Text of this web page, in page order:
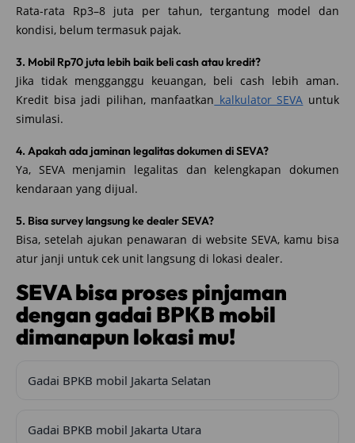
Rata-rata Rp3–8 juta per tahun, tergantung model dan
kondisi, belum termasuk pajak.
3. Mobil Rp70 juta lebih baik beli cash atau kredit?
Jika tidak mengganggu keuangan, beli cash lebih aman.
Kredit bisa jadi pilihan, manfaatkan kalkulator SEVA untuk
simulasi.
4. Apakah ada jaminan legalitas dokumen di SEVA?
Ya, SEVA menjamin legalitas dan kelengkapan dokumen
kendaraan yang dijual.
5. Bisa survey langsung ke dealer SEVA?
Bisa, setelah ajukan penawaran di website SEVA, kamu bisa
atur janji untuk cek unit langsung di lokasi dealer.
SEVA bisa proses pinjaman
dengan gadai BPKB mobil
dimanapun lokasi mu!
Gadai BPKB mobil Jakarta Selatan
Gadai BPKB mobil Jakarta Utara